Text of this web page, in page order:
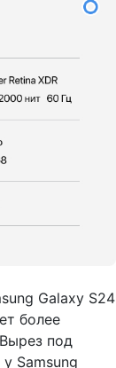
Galaxy S24
более
под
Samsung